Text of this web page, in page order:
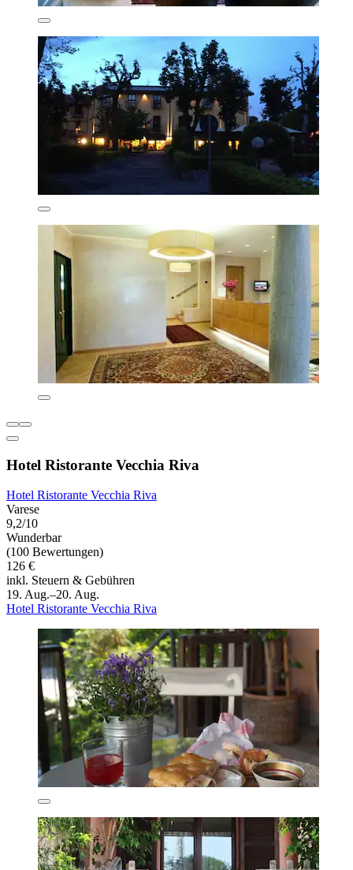
Hotel Ristorante Vecchia Riva
Hotel Ristorante Vecchia Riva
Varese
9,2/10
Wunderbar
(100 Bewertungen)
126 €
inkl. Steuern & Gebühren
19. Aug.–20. Aug.
Hotel Ristorante Vecchia Riva